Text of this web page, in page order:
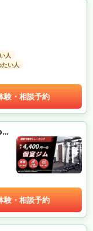
人
たい人
験・相談予約
プライベートボックスフィット (Private Box Fit)
験・相談予約